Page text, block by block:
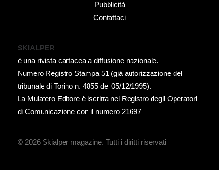
Pubblicità
Contattaci
SKIALPER
è una rivista cartacea a diffusione nazionale.
Numero Registro Stampa 51 (già autorizzazione del
tribunale di Torino n. 4855 del 05/12/1995).
La Mulatero Editore è iscritta nel Registro degli Operatori
di Comunicazione con il numero 21697
© 2026 Skialper magazine. Tutti i diritti riservati